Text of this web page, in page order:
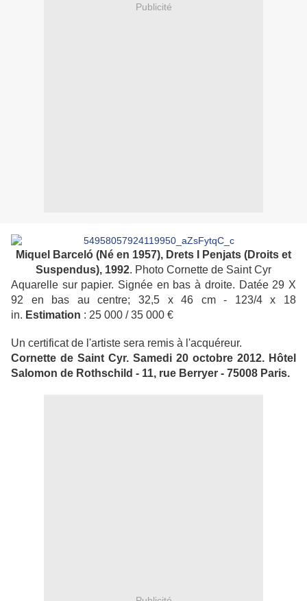
Publicité
Miquel Barceló (Né en 1957), Drets I Penjats (Droits et
Suspendus), 1992. Photo Cornette de Saint Cyr
Aquarelle sur papier. Signée en bas à droite. Datée 29 X
92 en bas au centre; 32,5 x 46 cm - 123/4 x 18
in. Estimation : 25 000 / 35 000 €
Un certificat de l'artiste sera remis à l'acquéreur.
Cornette de Saint Cyr. Samedi 20 octobre 2012. Hôtel
Salomon de Rothschild - 11, rue Berryer - 75008 Paris.